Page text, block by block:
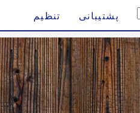
تنظیم پشتیبانی